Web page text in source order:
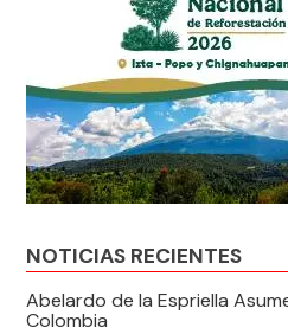
NOTICIAS RECIENTES
Abelardo de la Espriella
Colombia